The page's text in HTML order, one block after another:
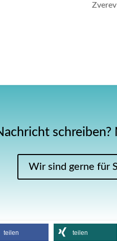
Wir sind gerne für
teilen teilen